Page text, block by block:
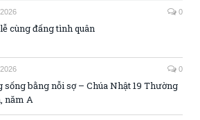
0
cùng đấng tình quân
0
sống bằng nỗi sợ – Chúa Nhật 19 Thường
năm A